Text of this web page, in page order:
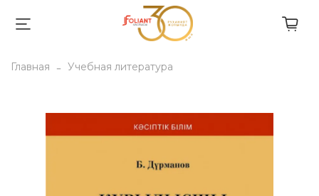
Главная Учебная литература